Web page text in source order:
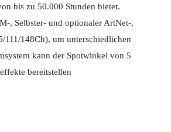
bis zu 50.000 Stunden bietet.
, Selbster- und optionaler ArtNet-,
148Ch), um unterschiedlichen
kann der Spotwinkel von 5
bereitstellen